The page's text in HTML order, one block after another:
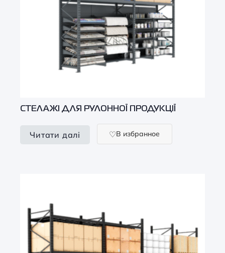
СТЕЛАЖІ ДЛЯ РУЛОННОЇ ПРОДУКЦІЇ
Читати далі В избранное